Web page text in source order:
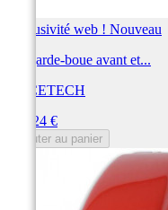
Exclusivité web ! Nouveau
Kit garde-boue avant et...
RACETECH
103,24 €
Ajouter au panier